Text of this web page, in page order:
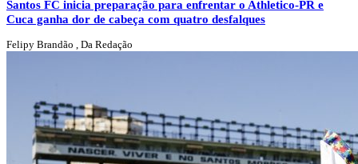
Santos FC inicia preparação para enfrentar o Athletico-PR e
Cuca ganha dor de cabeça com quatro desfalques
Felipy Brandão , Da Redação